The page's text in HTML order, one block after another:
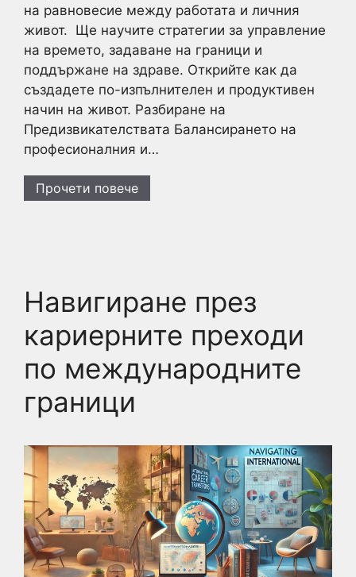
на равновесие между работата и личния
живот. Ще научите стратегии за управление
на времето, задаване на граници и
поддържане на здраве. Открийте как да
създадете по-изпълнителен и продуктивен
начин на живот. Разбиране на
Предизвикателствата Балансирането на
професионалния и…
Прочети повече
Навигиране през
кариерните преходи
по международните
граници